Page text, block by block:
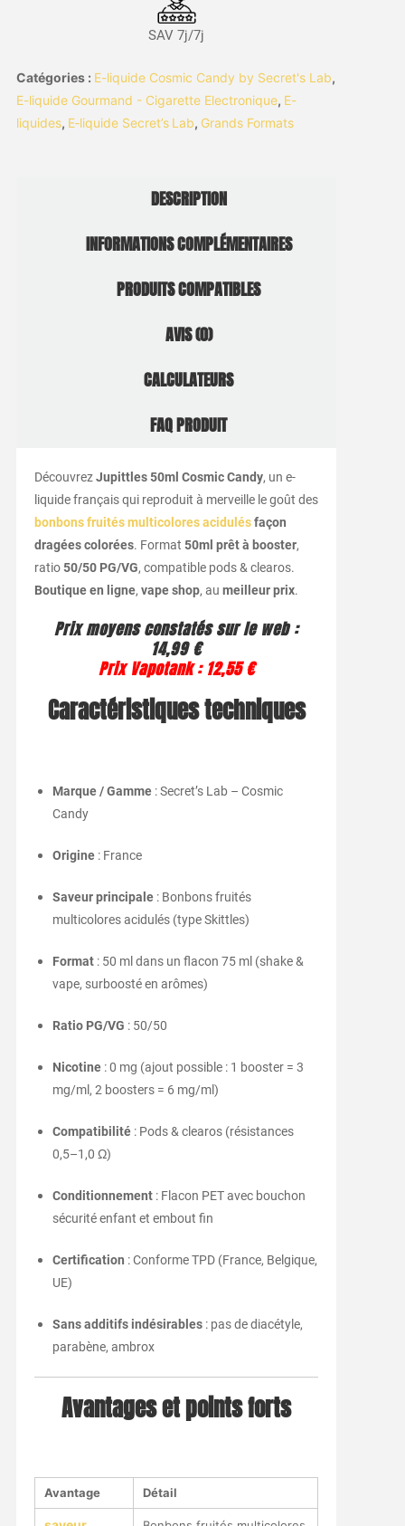
SAV 7j/7j
Catégories : E-liquide Cosmic Candy by Secret's Lab,
E-liquide Gourmand - Cigarette Electronique, E-
liquides, E‑liquide Secret’s Lab, Grands Formats
DESCRIPTION
INFORMATIONS COMPLÉMENTAIRES
PRODUITS COMPATIBLES
AVIS (0)
CALCULATEURS
FAQ PRODUIT
DécouvrezJupittles 50ml Cosmic Candy, un e-
liquide français qui reproduit à merveille le goût des
bonbons fruités multicolores acidulésfaçon
dragées colorées. Format 50ml prêt à booster,
ratio50/50 PG/VG, compatible pods & clearos.
Boutique en ligne, vape shop, au meilleur prix.
Prix moyens constatés sur le web :
14,99 €
Prix Vapotank : 12,55 €
Caractéristiques techniques
Marque / Gamme: Secret’s Lab – Cosmic
Candy
Origine: France
Saveur principale: Bonbons fruités
multicolores acidulés (type Skittles)
Format: 50 ml dans un flacon 75 ml (shake &
vape, surboosté en arômes)
Ratio PG/VG : 50/50
Nicotine: 0 mg (ajout possible : 1 booster = 3
mg/ml, 2 boosters = 6 mg/ml)
Compatibilité: Pods & clearos (résistances
0,5–1,0 Ω)
Conditionnement: Flacon PET avec bouchon
sécurité enfant et embout fin
Certification : Conforme TPD (France, Belgique,
UE)
Sans additifs indésirables: pas de diacétyle,
parabène, ambrox
Avantages et points forts
Avantage Détail